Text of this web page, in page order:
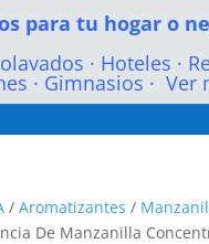
para tu hogar o
· Hoteles ·
· Gimnasios · Ver
/ Aromatizantes /
De Manzanilla